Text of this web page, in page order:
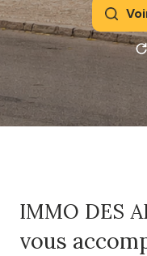
IMMO DES
vous